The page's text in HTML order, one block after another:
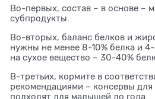
Во-первых, состав – в основе –
субпродукты.
Во-вторых, баланс белков и
нужны не менее 8-10% белка и
на сухое вещество – 30-40%
В-третьих, кормите в
рекомендациями – консервы
подходят для малышей до года.